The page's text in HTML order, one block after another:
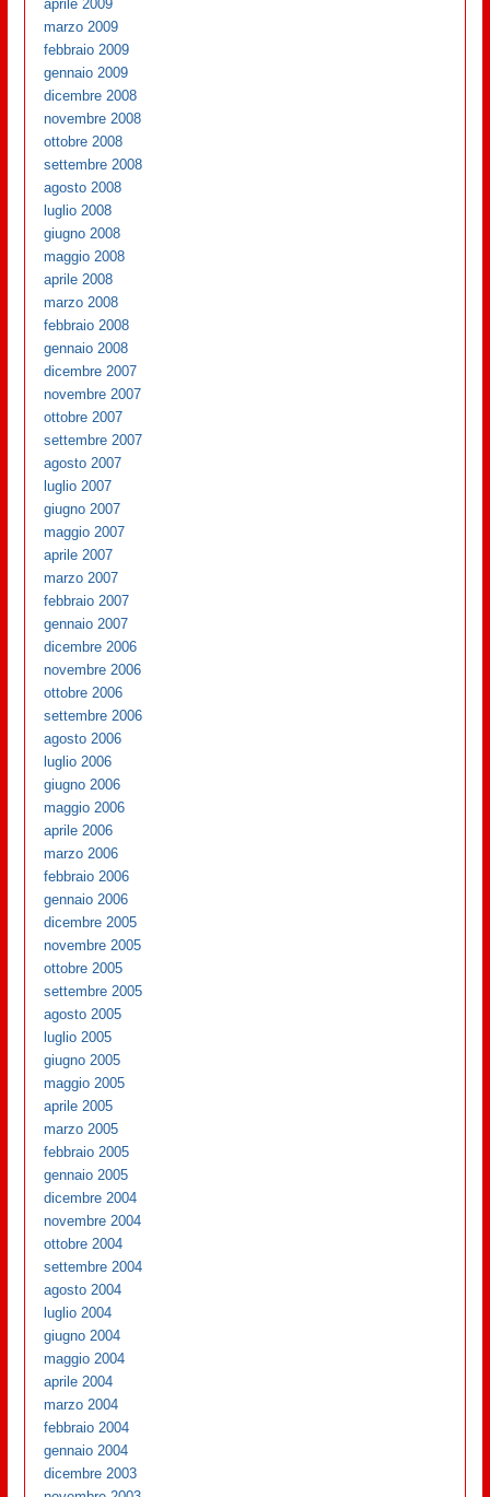
aprile 2009
marzo 2009
febbraio 2009
gennaio 2009
dicembre 2008
novembre 2008
ottobre 2008
settembre 2008
agosto 2008
luglio 2008
giugno 2008
maggio 2008
aprile 2008
marzo 2008
febbraio 2008
gennaio 2008
dicembre 2007
novembre 2007
ottobre 2007
settembre 2007
agosto 2007
luglio 2007
giugno 2007
maggio 2007
aprile 2007
marzo 2007
febbraio 2007
gennaio 2007
dicembre 2006
novembre 2006
ottobre 2006
settembre 2006
agosto 2006
luglio 2006
giugno 2006
maggio 2006
aprile 2006
marzo 2006
febbraio 2006
gennaio 2006
dicembre 2005
novembre 2005
ottobre 2005
settembre 2005
agosto 2005
luglio 2005
giugno 2005
maggio 2005
aprile 2005
marzo 2005
febbraio 2005
gennaio 2005
dicembre 2004
novembre 2004
ottobre 2004
settembre 2004
agosto 2004
luglio 2004
giugno 2004
maggio 2004
aprile 2004
marzo 2004
febbraio 2004
gennaio 2004
dicembre 2003